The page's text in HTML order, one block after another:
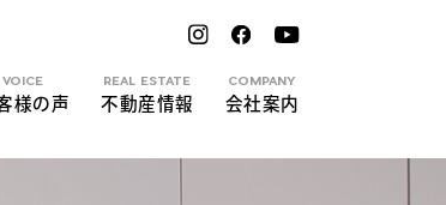
VOICE
様の声
REAL ESTATE
不動産情報
COMPANY
会社案内